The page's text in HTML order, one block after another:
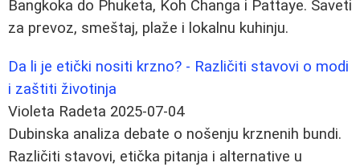
Bangkoka do Phuketa, Koh Changa i Pattaye. Saveti
za prevoz, smeštaj, plaže i lokalnu kuhinju.
Da li je etički nositi krzno? - Različiti stavovi o modi
i zaštiti životinja
Violeta Radeta 2025-07-04
Dubinska analiza debate o nošenju krznenih bundi.
Različiti stavovi, etička pitanja i alternative u